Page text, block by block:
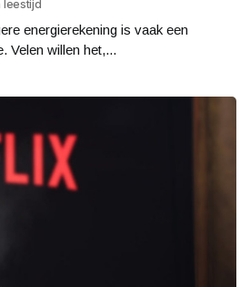
leestijd
energierekening is vaak een
Velen willen het,...